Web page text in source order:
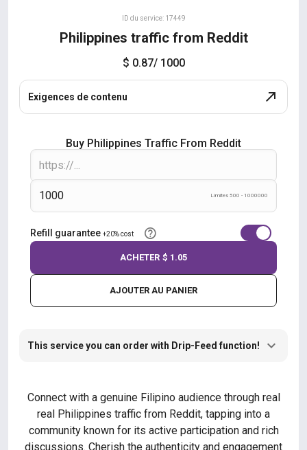
ID du service: 17449
Philippines traffic from Reddit
$ 0.87/ 1000
Exigences de contenu
Buy Philippines Traffic From Reddit
Límites 500 - 1000000
Refill guarantee +20% cost
AJOUTER AU PANIER
ACHETER $ 1.05
This service you can order with Drip-Feed function!
Connect with a genuine Filipino audience through real
real Philippines traffic from Reddit, tapping into a
community known for its active participation and rich
discussions. Cherish the authenticity and engagement